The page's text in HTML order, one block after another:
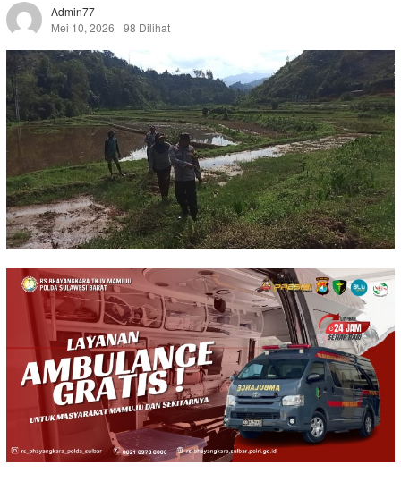
Admin77
Mei 10, 2026
98 Dilihat